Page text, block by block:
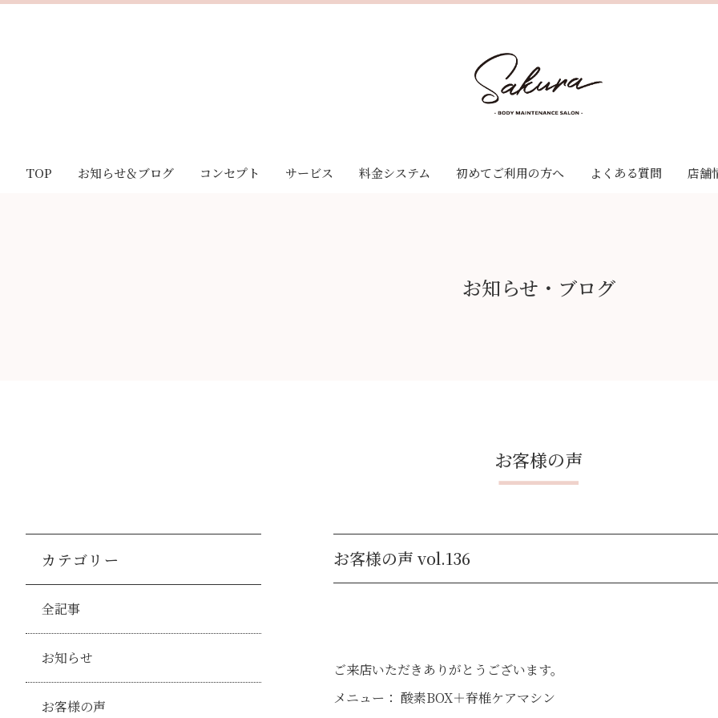
TOP お知らせ＆ブログ コンセプト サービス 料金システム 初めてご利用の方へ よくある質問 店舗
お知らせ・ブログ
お客様の声
カテゴリー
全記事
お知らせ
お客様の声
お客様の声 vol.136
ご来店いただきありがとうございます。
メニュー： 酸素BOX＋脊椎ケアマシン